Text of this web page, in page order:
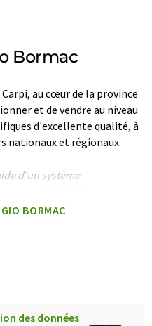
Bormac
au cœur de la province
et de vendre au niveau
d'excellente qualité, à
nationaux et régionaux.
d'un système
présenter un plus large
BORMAC
des données